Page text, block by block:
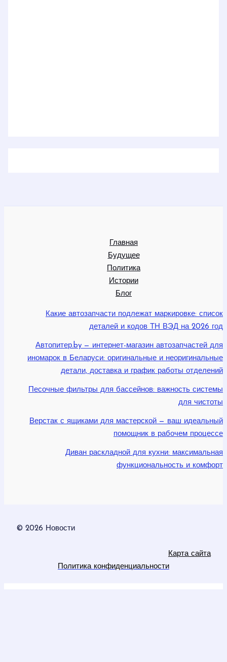
Главная
Будущее
Политика
Истории
Блог
Какие автозапчасти подлежат маркировке: список
деталей и кодов ТН ВЭД на 2026 год
Автопитер.by — интернет-магазин автозапчастей для
иномарок в Беларуси: оригинальные и неоригинальные
детали, доставка и график работы отделений
Песочные фильтры для бассейнов: важность системы
для чистоты
Верстак с ящиками для мастерской — ваш идеальный
помощник в рабочем процессе
Диван раскладной для кухни: максимальная
функциональность и комфорт
© 2026 Новости
Карта сайта
Политика конфиденциальности